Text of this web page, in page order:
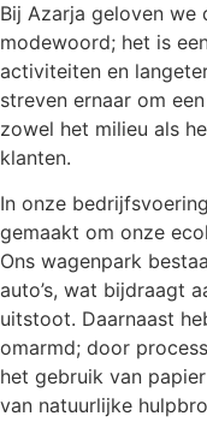
Bij Azarja geloven we
modewoord; het is
activiteiten en
streven ernaar om
zowel het milieu als
klanten.
In onze
gemaakt om onze
Ons wagenpark
auto’s, wat bijdraagt
uitstoot. Daarnaast
omarmd; door
het gebruik van
van natuurlijke